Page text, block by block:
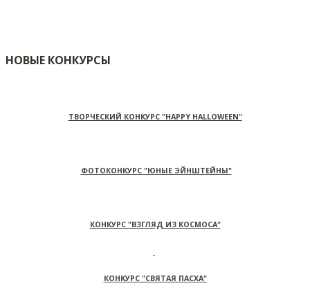
НОВЫЕ КОНКУРСЫ
ТВОРЧЕСКИЙ КОНКУРС "HAPPY HALLOWEEN"
ФОТОКОНКУРС "ЮНЫЕ ЭЙНШТЕЙНЫ"
КОНКУРС "ВЗГЛЯД ИЗ КОСМОСА"
КОНКУРС "СВЯТАЯ ПАСХА"